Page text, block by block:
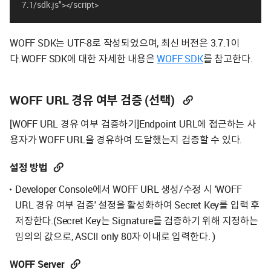
7.1/sdk.js"></script>
WOFF SDK는 UTF-8로 작성되었으며, 최신 버전은 3.7.1이
다.WOFF SDK에 대한 자세한 내용은WOFF SDK를 참고한다.
WOFF URL 경유 여부 검증 (선택)
[WOFF URL 경유 여부 검증하기]Endpoint URL에 접근하는 사
용자가 WOFF URL을 경유하여 도달했는지 검증할 수 있다.
설정 방법
Developer Console에서 WOFF URL 생성/수정 시 'WOFF
URL 경유 여부 검증' 설정을 활성화하여 Secret Key를 입력 후
저장한다.(Secret Key는 Signature를 검증하기 위해 지정하는
임의의 값으로, ASCII only 80자 이내로 입력한다. )
WOFF Server